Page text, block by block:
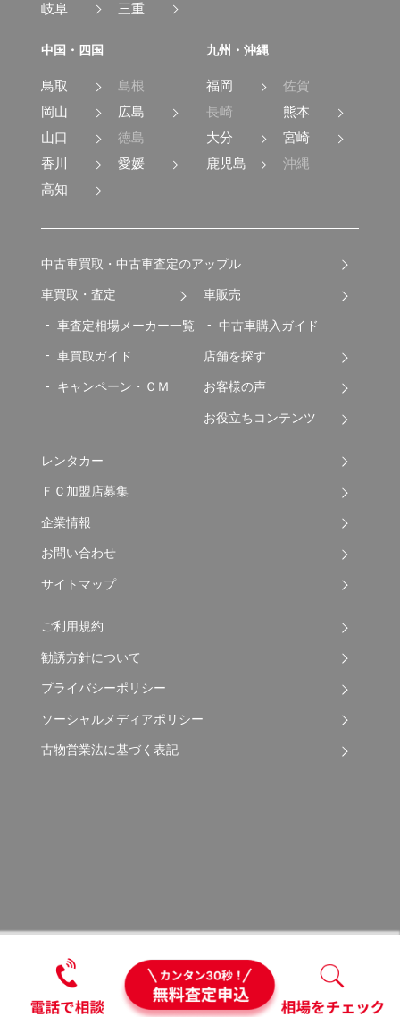
岐阜
三重
中国・四国
鳥取
島根
岡山
広島
山口
徳島
香川
愛媛
高知
九州・沖縄
福岡
佐賀
長崎
熊本
大分
宮崎
鹿児島
沖縄
中古車買取・中古車査定のアップル
車買取・査定
車査定相場メーカー一覧
車買取ガイド
キャンペーン・ＣＭ
車販売
中古車購入ガイド
店舗を探す
お客様の声
お役立ちコンテンツ
レンタカー
ＦＣ加盟店募集
企業情報
お問い合わせ
サイトマップ
ご利用規約
勧誘方針について
プライバシーポリシー
ソーシャルメディアポリシー
古物営業法に基づく表記